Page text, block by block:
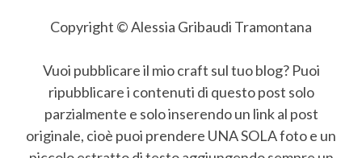
Copyright © Alessia Gribaudi Tramontana
Vuoi pubblicare il mio craft sul tuo blog? Puoi
ripubblicare i contenuti di questo post solo
parzialmente e solo inserendo un link al post
originale, cioè puoi prendere UNA SOLA foto e un